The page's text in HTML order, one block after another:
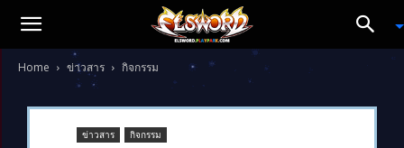
Home ข่าวสาร กิจกรรม
ข่าวสาร กิจกรรม